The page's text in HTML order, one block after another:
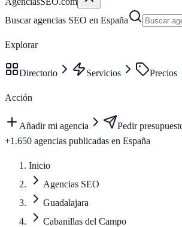
Buscar agencias SEO en España
Explorar
Directorio Servicios Precios
Acción
Añadir mi agencia
Pedir
+1.650 agencias publicadas en España
Inicio
Agencias SEO
Guadalajara
Cabanillas del Campo